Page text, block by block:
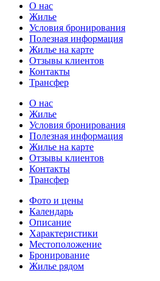
О нас
Жилье
Условия бронирования
Полезная информация
Жилье на карте
Отзывы клиентов
Контакты
Трансфер
О нас
Жилье
Условия бронирования
Полезная информация
Жилье на карте
Отзывы клиентов
Контакты
Трансфер
Фото и цены
Календарь
Описание
Характеристики
Местоположение
Бронирование
Жилье рядом